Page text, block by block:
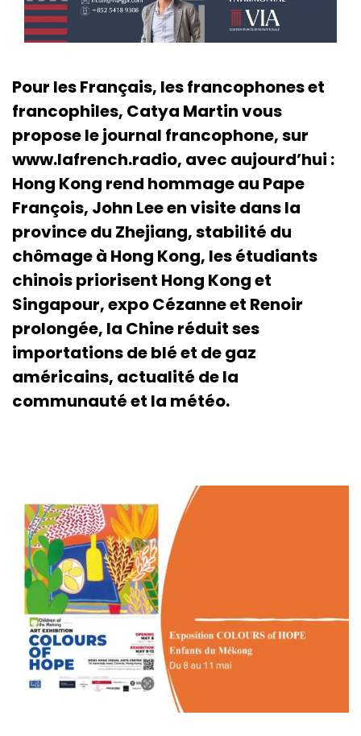
Pour les Français, les francophones et
francophiles, Catya Martin vous
propose le journal francophone, sur
www.lafrench.radio, avec aujourd’hui :
Hong Kong rend hommage au Pape
François, John Lee en visite dans la
province du Zhejiang, stabilité du
chômage à Hong Kong, les étudiants
chinois priorisent Hong Kong et
Singapour, expo Cézanne et Renoir
prolongée, la Chine réduit ses
importations de blé et de gaz
américains, actualité de la
communauté et la météo.